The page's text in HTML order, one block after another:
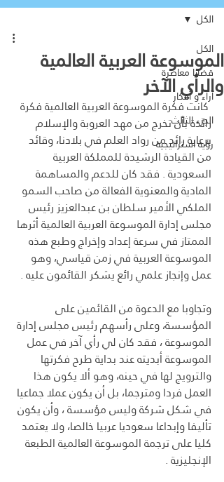
الكل
قضايا معاصرة
آراء و أفكار
الجزء الثالث
رؤية استراتيجية
الكل
الموسوعة العربية العالمية
والرأي الآخر
كانت فكرة الموسوعة العربية العالمية فكرة
رائدة بأن تخرج من مهد العروبة والإسلام
برعاية رائد من رواد العلم في بلادنا، وقائد
من القيادة الرشيدة للمملكة العربية
السعودية . فقد كان للدعم والمساهمة
المادية والمعنوية الفعالة من صاحب السمو
الملكي الأمير سلطان بن عبدالعزيز رئيس
مجلس إدارة الموسوعة العربية العالمية أثرها
الممتاز في سرعة إعداد وإخراج وطبع هذه
الموسوعة العربية في زمن قياسي، وهو
عمل وإنجاز علمي رائع يشكر القائمون عليه .
وتجاوبا مع الدعوة من القائمين على
المؤسسة، وعلى رأسهم رئيس مجلس إدارة
الموسوعة ، فقد كان لي رأي آخر في عمل
الموسوعة أبديته عند بداية طرح فكرتها
والترويج لها في حينه، وهو ألا يكون هذا
العمل فردا ومترجما، بل أن يكون عملا جماعيا
في شكل شركة وليس مؤسسة ، وأن يكون
تأليفا وإبداعا سعوديا عربيا خالصا، ولا يعتمد
كليا على ترجمة الموسوعة العالمية الطبعة
الإنجليزية .